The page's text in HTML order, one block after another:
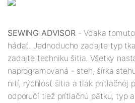
SEWING ADVISOR- Vďaka
hádať. Jednoducho zadajte typ
zadajte techniku šitia. Všetky
naprogramovaná - steh, šírka
nití, rýchlosť šitia a tlak prítlačnej
odporučí tiež prítlačnú pätku, typ